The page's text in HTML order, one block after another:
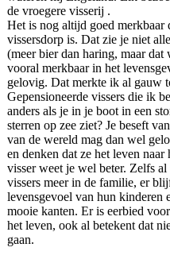
de vroegere visserij .
Het is nog altijd goed merkbaar
vissersdorp is. Dat zie je niet
(meer bier dan haring, maar dat
vooral merkbaar in het
gelovig. Dat merkte ik al gauw
Gepensioneerde vissers die ik
anders als je in je boot in een
sterren op zee ziet? Je beseft
van de wereld mag dan wel
en denken dat ze het leven
visser weet je wel beter. Zelfs
vissers meer in de familie, er
levensgevoel van hun kinderen
mooie kanten. Er is eerbied
het leven, ook al betekent dat
gaan.